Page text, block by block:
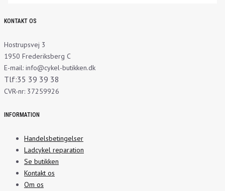
KONTAKT OS
Hostrupsvej 3
1950 Frederiksberg C
E-mail: info@cykel-butikken.dk
Tlf:35 39 39 38
CVR-nr: 37259926
INFORMATION
Handelsbetingelser
Ladcykel reparation
Se butikken
Kontakt os
Om os